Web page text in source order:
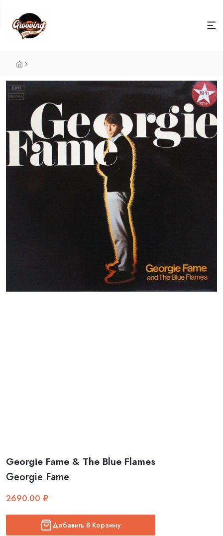
Georgie Fame & The Blue Flames
Georgie Fame
2690.00 ₽
Добавить В Корзину